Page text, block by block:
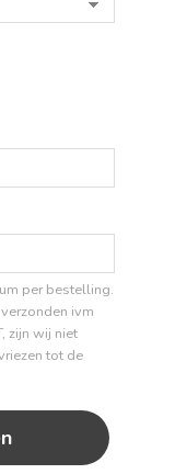
per bestelling.
ivm
zijn wij niet
tot de